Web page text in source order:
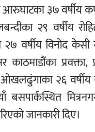
आरुघाटका ३७ वर्षीय
२९ वर्षीय
वर्षीय विनोद
काठमाडौंका
२६ वर्षीय
बसपार्कस्थित
जानकारी दिए।